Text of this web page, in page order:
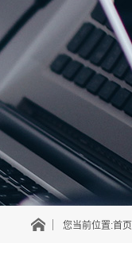
您当前位置:首页